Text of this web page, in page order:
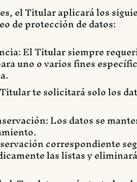
el Titular aplicará los
de protección de datos:
El Titular siempre
uno o varios fines
te solicitará solo los
Los datos se
correspondiente
las listas y